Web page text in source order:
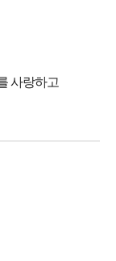
사랑하고